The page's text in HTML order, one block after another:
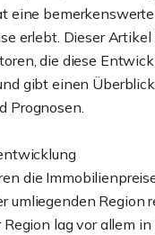
eine
erlebt. Dieser
die diese
gibt einen
Prognosen.
die
umliegenden Region
lag vor allem in